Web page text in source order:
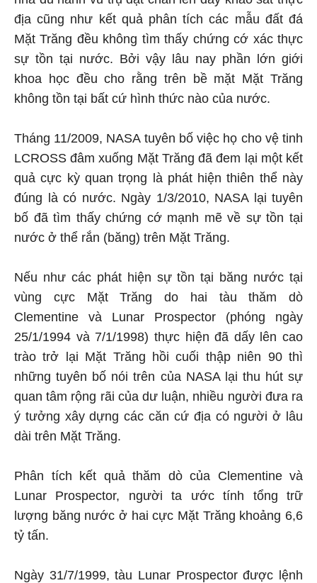
địa cũng như kết quả phân tích các mẫu đất đá
Mặt Trăng đều không tìm thấy chứng cớ xác thực
sự tồn tại nước. Bởi vậy lâu nay phần lớn giới
khoa học đều cho rằng trên bề mặt Mặt Trăng
không tồn tại bất cứ hình thức nào của nước.
Tháng 11/2009, NASA tuyên bố việc họ cho vệ tinh
LCROSS đâm xuống Mặt Trăng đã đem lại một kết
quả cực kỳ quan trọng là phát hiện thiên thể này
đúng là có nước. Ngày 1/3/2010, NASA lại tuyên
bố đã tìm thấy chứng cớ mạnh mẽ về sự tồn tại
nước ở thể rắn (băng) trên Mặt Trăng.
Nếu như các phát hiện sự tồn tại băng nước tại
vùng cực Mặt Trăng do hai tàu thăm dò
Clementine và Lunar Prospector (phóng ngày
25/1/1994 và 7/1/1998) thực hiện đã dấy lên cao
trào trở lại Mặt Trăng hồi cuối thập niên 90 thì
những tuyên bố nói trên của NASA lại thu hút sự
quan tâm rộng rãi của dư luận, nhiều người đưa ra
ý tưởng xây dựng các căn cứ địa có người ở lâu
dài trên Mặt Trăng.
Phân tích kết quả thăm dò của Clementine và
Lunar Prospector, người ta ước tính tổng trữ
lượng băng nước ở hai cực Mặt Trăng khoảng 6,6
tỷ tấn.
Ngày 31/7/1999, tàu Lunar Prospector được lệnh